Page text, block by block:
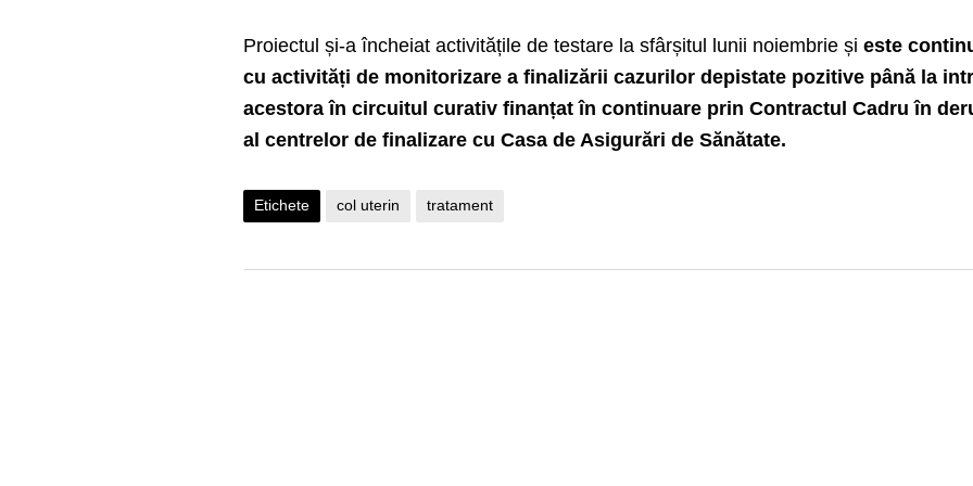
Proiectul și-a încheiat activitățile de testare la sfârșitul lunii noiembrie șieste
cu activități de monitorizare a finalizării cazurilor depistate pozitive până la
acestora în circuitul curativ finanțat în continuare prin Contractul Cadru în
al centrelor de finalizare cu Casa de Asigurări de Sănătate.
Etichete col uterin tratament